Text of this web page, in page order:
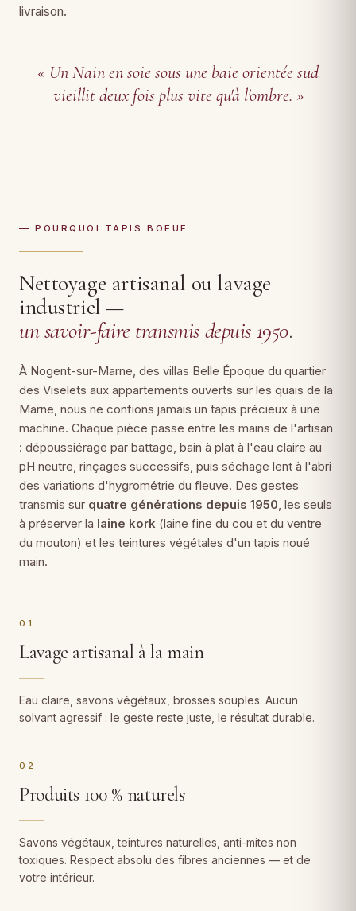
livraison.
« Un Nain en soie sous une baie orientée sud
vieillit deux fois plus vite qu'à l'ombre. »
— POURQUOI TAPIS BOEUF
Nettoyage artisanal ou lavage
industriel —
un savoir-faire transmis depuis 1950.
À Nogent-sur-Marne, des villas Belle Époque du quartier
des Viselets aux appartements ouverts sur les quais de la
Marne, nous ne confions jamais un tapis précieux à une
machine. Chaque pièce passe entre les mains de l'artisan
: dépoussiérage par battage, bain à plat à l'eau claire au
pH neutre, rinçages successifs, puis séchage lent à l'abri
des variations d'hygrométrie du fleuve. Des gestes
transmis sur quatre générations depuis 1950, les seuls
à préserver la laine kork (laine fine du cou et du ventre
du mouton) et les teintures végétales d'un tapis noué
main.
01
Lavage artisanal à la main
Eau claire, savons végétaux, brosses souples. Aucun
solvant agressif : le geste reste juste, le résultat durable.
02
Produits 100 % naturels
Savons végétaux, teintures naturelles, anti-mites non
toxiques. Respect absolu des fibres anciennes — et de
votre intérieur.